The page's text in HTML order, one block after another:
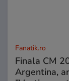
Fanatik.ro
Finala CM
Argentina,